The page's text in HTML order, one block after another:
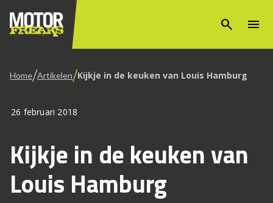
search menu
Home/Artikelen/Kijkje in de keuken van Louis Hamburg
26 februari 2018
Kijkje in de keuken van
Louis Hamburg